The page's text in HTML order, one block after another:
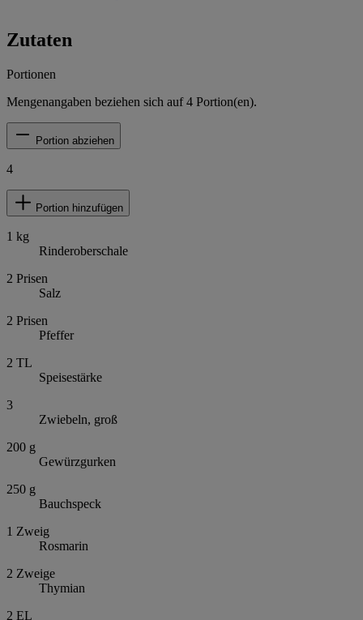
Zutaten
Portionen
Mengenangaben beziehen sich auf4 Portion(en).
Portion abziehen
4
Portion hinzufügen
1 kg
Rinderoberschale
2 Prisen
Salz
2 Prisen
Pfeffer
2 TL
Speisestärke
3
Zwiebeln, groß
200 g
Gewürzgurken
250 g
Bauchspeck
1 Zweig
Rosmarin
2 Zweige
Thymian
2 EL